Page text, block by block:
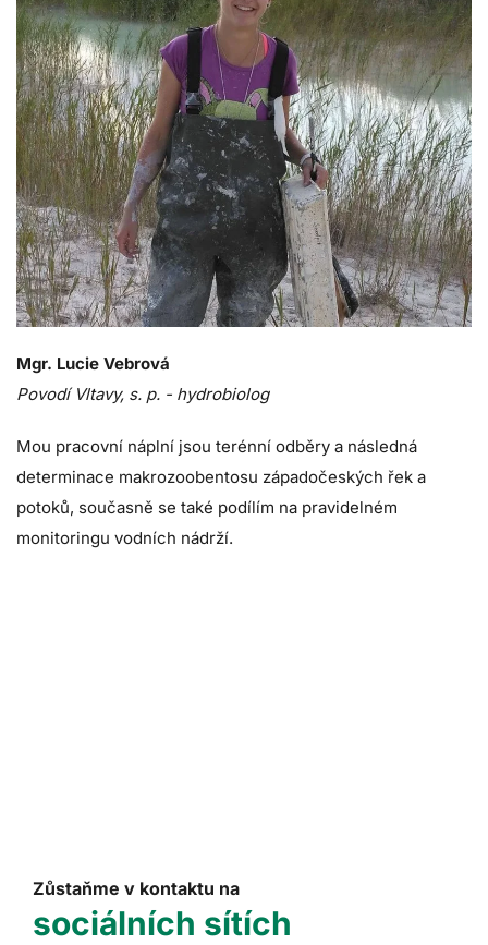
Mgr. Lucie Vebrová
Povodí Vltavy, s. p. - hydrobiolog
Mou pracovní náplní jsou terénní odběry a následná
determinace makrozoobentosu západočeských řek a
potoků, současně se také podílím na pravidelném
monitoringu vodních nádrží.
Zůstaňme v kontaktu na
sociálních sítích